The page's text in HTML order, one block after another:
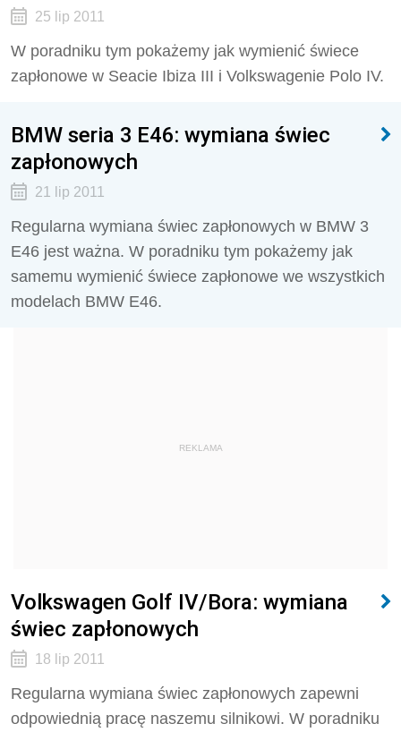
25 lip 2011
W poradniku tym pokażemy jak wymienić świece
zapłonowe w Seacie Ibiza III i Volkswagenie Polo IV.
BMW seria 3 E46: wymiana świec
zapłonowych
21 lip 2011
Regularna wymiana świec zapłonowych w BMW 3
E46 jest ważna. W poradniku tym pokażemy jak
samemu wymienić świece zapłonowe we wszystkich
modelach BMW E46.
REKLAMA
Volkswagen Golf IV/Bora: wymiana
świec zapłonowych
18 lip 2011
Regularna wymiana świec zapłonowych zapewni
odpowiednią pracę naszemu silnikowi. W poradniku